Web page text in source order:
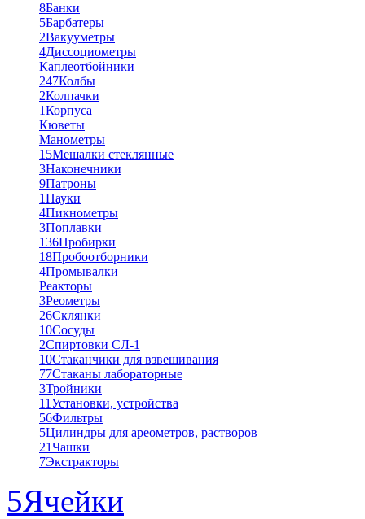
8Банки
5Барбатеры
2Вакууметры
4Диссоциометры
Каплеотбойники
247Колбы
2Колпачки
1Корпуса
Кюветы
Манометры
15Мешалки стеклянные
3Наконечники
9Патроны
1Пауки
4Пикнометры
3Поплавки
136Пробирки
18Пробоотборники
4Промывалки
Реакторы
3Реометры
26Склянки
10Сосуды
2Спиртовки СЛ-1
10Стаканчики для взвешивания
77Стаканы лабораторные
3Тройники
11Установки, устройства
56Фильтры
5Цилиндры для ареометров, растворов
21Чашки
7Экстракторы
5Ячейки